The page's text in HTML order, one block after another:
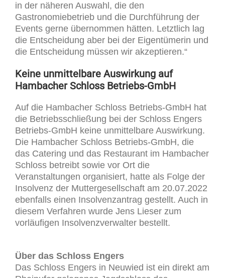
in der näheren Auswahl, die den
Gastronomiebetrieb und die Durchführung der
Events gerne übernommen hätten. Letztlich lag
die Entscheidung aber bei der Eigentümerin und
die Entscheidung müssen wir akzeptieren.“
Keine unmittelbare Auswirkung auf
Hambacher Schloss Betriebs-GmbH
Auf die Hambacher Schloss Betriebs-GmbH hat
die Betriebsschließung bei der Schloss Engers
Betriebs-GmbH keine unmittelbare Auswirkung.
Die Hambacher Schloss Betriebs-GmbH, die
das Catering und das Restaurant im Hambacher
Schloss betreibt sowie vor Ort die
Veranstaltungen organisiert, hatte als Folge der
Insolvenz der Muttergesellschaft am 20.07.2022
ebenfalls einen Insolvenzantrag gestellt. Auch in
diesem Verfahren wurde Jens Lieser zum
vorläufigen Insolvenzverwalter bestellt.
Über das Schloss Engers
Das Schloss Engers in Neuwied ist ein direkt am